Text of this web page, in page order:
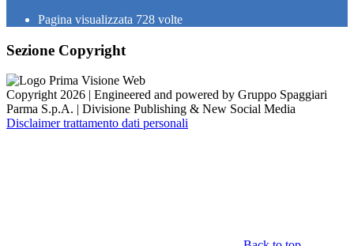
Pagina visualizzata 728 volte
Sezione Copyright
Copyright 2026 | Engineered and powered by Gruppo Spaggiari
Parma S.p.A. | Divisione Publishing & New Social Media
Disclaimer trattamento dati personali